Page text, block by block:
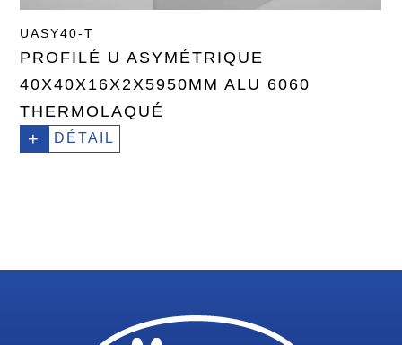
UASY40-T
PROFILÉ U ASYMÉTRIQUE
40X40X16X2X5950MM ALU 6060
THERMOLAQUÉ
+ DÉTAIL